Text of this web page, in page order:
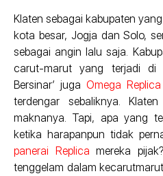
Klaten sebagai kabupaten yang
kota besar, Jogja dan Solo,
sebagai angin lalu saja.
carut-marut yang terjadi di
Bersinar’ juga Omega
terdengar sebaliknya.
maknanya. Tapi, apa yang
ketika harapanpun tidak
panerai Replica mereka
tenggelam dalam